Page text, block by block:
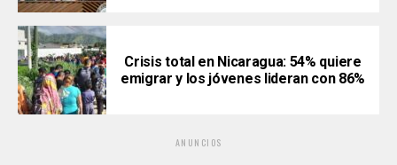
Crisis total en Nicaragua: 54% quiere
emigrar y los jóvenes lideran con 86%
ANUNCIOS